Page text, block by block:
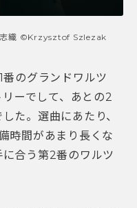
志織 ©Krzysztof Szlezak
のグランドワルツ
ーでして、あとの2
た。選曲にあたり、
時間があまり長くな
合う第2番のワルツ